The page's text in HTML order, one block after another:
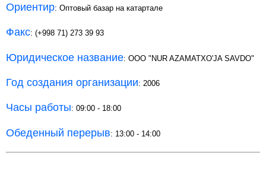
Ориентир: Оптовый базар на катартале
Факс: (+998 71) 273 39 93
Юридическое название: OOO "NUR AZAMATXO'JA SAVDO"
Год создания организации: 2006
Часы работы: 09:00 - 18:00
Обеденный перерыв: 13:00 - 14:00